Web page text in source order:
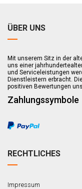
ÜBER UNS
Mit unserem Sitz in der
uns einer
und Serviceleistungen
Dienstleistern erbracht.
positiven Bewertungen
Zahlungssymbole
RECHTLICHES
Impressum